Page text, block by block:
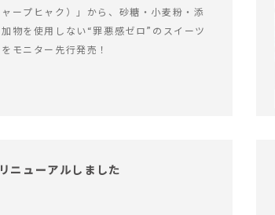
ャープヒャク）」から、砂糖・小麦粉・添
加物を使用しない“罪悪感ゼロ”のスイーツ
をモニター先行発売！
ニューアルしました